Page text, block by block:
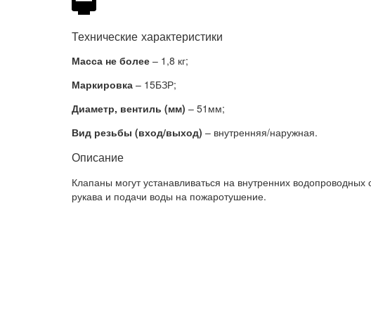
Технические характеристики
Масса не более – 1,8 кг;
Маркировка – 15БЗР;
Диаметр, вентиль (мм) – 51мм;
Вид резьбы (вход/выход) – внутренняя/наружная.
Описание
Клапаны могут устанавливаться на внутренних
рукава и подачи воды на пожаротушение.